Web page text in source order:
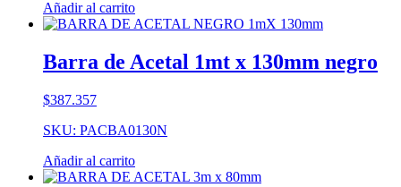
Añadir al carrito
Barra de Acetal 1mt x 130mm negro
$387.357
SKU: PACBA0130N
Añadir al carrito